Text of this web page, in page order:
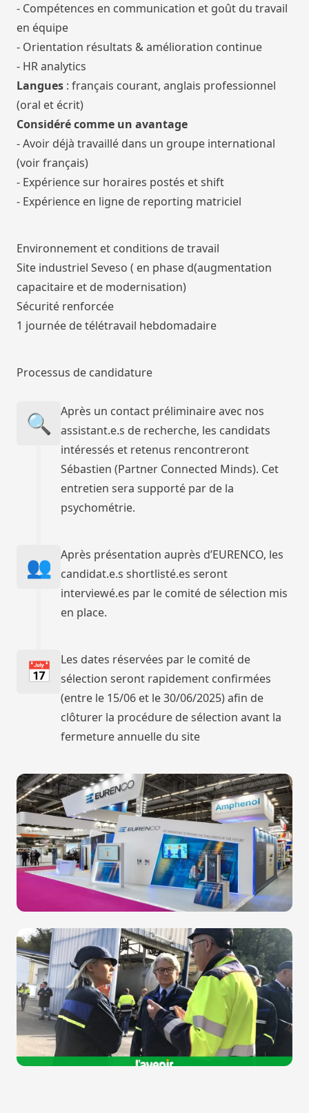
- Compétences en communication et goût du travail
en équipe
- Orientation résultats & amélioration continue
- HR analytics
Langues : français courant, anglais professionnel
(oral et écrit)
Considéré comme un avantage
- Avoir déjà travaillé dans un groupe international
(voir français)
- Expérience sur horaires postés et shift
- Expérience en ligne de reporting matriciel
Environnement et conditions de travail
Site industriel Seveso ( en phase d(augmentation
capacitaire et de modernisation)
Sécurité renforcée
1 journée de télétravail hebdomadaire
Processus de candidature
🔍
Après un contact préliminaire avec nos
assistant.e.s de recherche, les candidats
intéressés et retenus rencontreront
Sébastien (Partner Connected Minds). Cet
entretien sera supporté par de la
psychométrie.
👥
Après présentation auprès d’EURENCO, les
candidat.e.s shortlisté.es seront
interviewé.es par le comité de sélection mis
en place.
📅
Les dates réservées par le comité de
sélection seront rapidement confirmées
(entre le 15/06 et le 30/06/2025) afin de
clôturer la procédure de sélection avant la
fermeture annuelle du site